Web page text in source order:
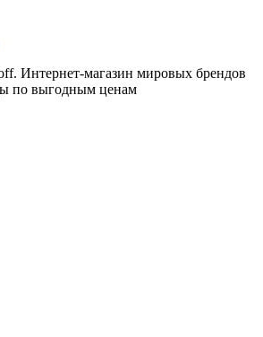
Интернет-магазин мировых брендов
по выгодным ценам